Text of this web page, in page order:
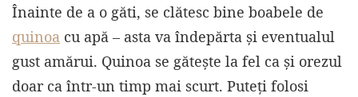
Înainte de a o găti, se clătesc bine boabele de
quinoa cu apă – asta va îndepărta și eventualul
gust amărui. Quinoa se gătește la fel ca și orezul
doar ca într-un timp mai scurt. Puteți folosi